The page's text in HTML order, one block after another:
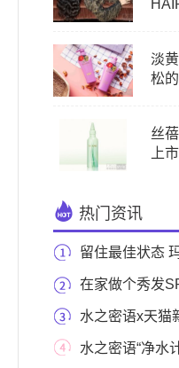
淡
松的
丝
上市
热门资讯
留住最佳状态
年 在家做个秀发
水之密语x天猫
全新洗护3.0时
水之密语“净水